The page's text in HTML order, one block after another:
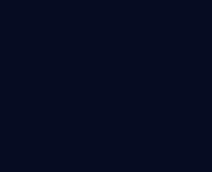
e editorias do JN